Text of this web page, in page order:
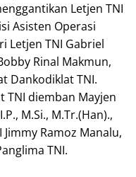
Letjen TNI
Asisten Operasi
Letjen TNI Gabriel
Rinal Makmun,
Dankodiklat TNI.
TNI diemban Mayjen
M.Si., M.Tr.(Han).,
Ramoz Manalu,
TNI.